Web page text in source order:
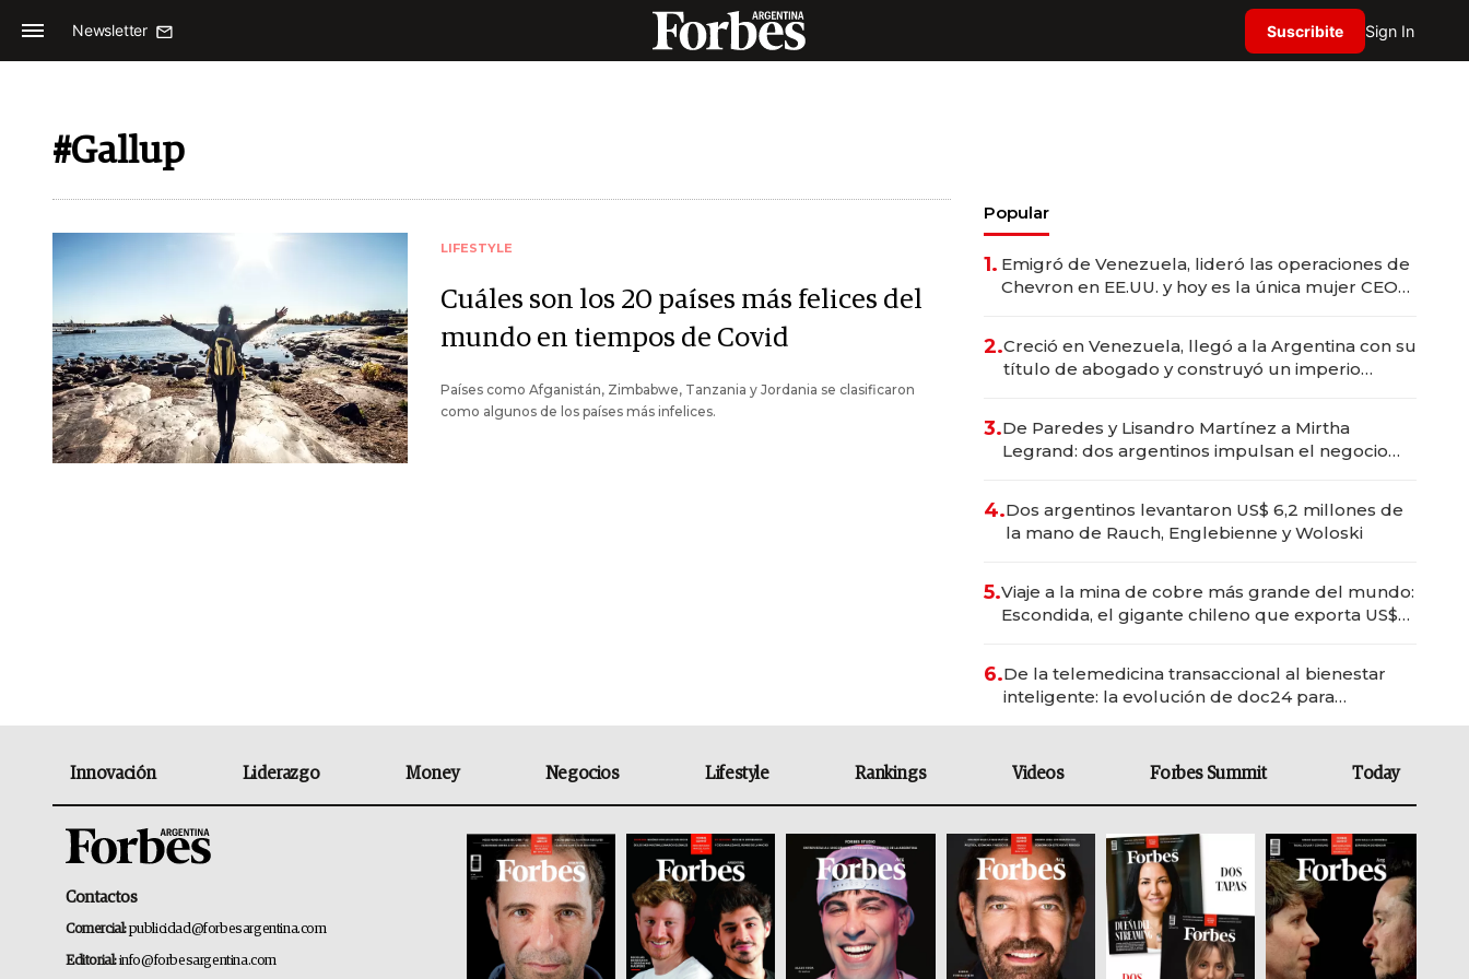
Newsletter Suscribite Sign In
#Gallup
LIFESTYLE
Cuáles son los 20 países más felices del
mundo en tiempos de Covid
Países como Afganistán, Zimbabwe, Tanzania y Jordania se clasificaron
como algunos de los países más infelices.
Popular
1. Emigró de Venezuela, lideró las operaciones de
Chevron en EE.UU. y hoy es la única mujer CEO
2.Creció en Venezuela, llegó a la Argentina con su
título de abogado y construyó un imperio
3.De Paredes y Lisandro Martínez a Mirtha
Legrand: dos argentinos impulsan el negocio
4.Dos argentinos levantaron US$ 6,2 millones de
la mano de Rauch, Englebienne y Woloski
5.Viaje a la mina de cobre más grande del mundo:
Escondida, el gigante chileno que exporta US$
6.De la telemedicina transaccional al bienestar
inteligente: la evolución de doc24 para
Innovación Liderazgo Money Negocios Lifestyle Rankings Videos Forbes Summit Today
Contactos
Comercial:publicidad@forbesargentina.com
Editorial:info@forbesargentina.com